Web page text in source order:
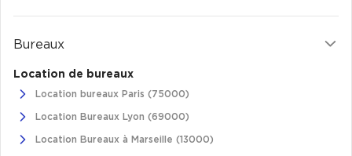
Location de plateformes Logistique à Aulnay-sous-Bois
Location de plateformes Logistique à Amiens
Location de plateformes Logistique à Le Havre
Achat de plateformes Logistique
Bureaux
Location de bureaux
Location bureaux Paris (75000)
Location Bureaux Lyon (69000)
Location Bureaux à Marseille (13000)